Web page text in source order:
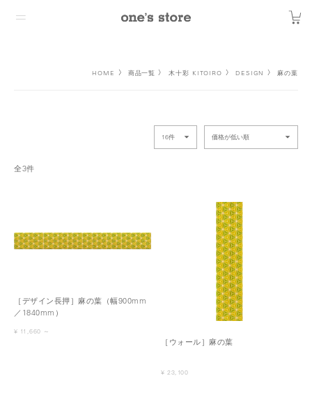
HOME 商品一覧 木十彩 KITOIRO DESIGN 麻の葉
全3件
［デザイン長押］麻の葉（幅900mm
／1840mm）
¥ 11,660 ～
［ウォール］麻の葉
¥ 23,100